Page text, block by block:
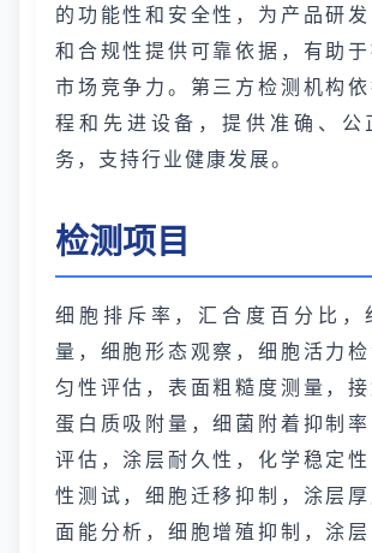
的功能性和安全性，为产品研
和合规性提供可靠依据，有助
市场竞争力。第三方检测机构
程和先进设备，提供准确、公
务，支持行业健康发展。
检测项目
细胞排斥率，汇合度百分比，
量，细胞形态观察，细胞活力
匀性评估，表面粗糙度测量，接
蛋白质吸附量，细菌附着抑制
评估，涂层耐久性，化学稳定
性测试，细胞迁移抑制，涂层
面能分析，细胞增殖抑制，涂